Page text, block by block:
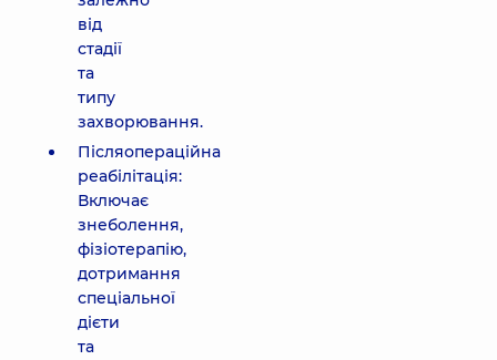
від
стадії
та
типу
захворювання.
Післяопераційна
реабілітація:
Включає
знеболення,
фізіотерапію,
дотримання
спеціальної
дієти
та